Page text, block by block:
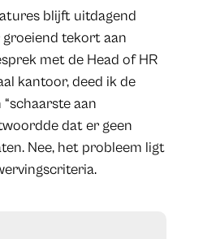
blijft uitdagend
tekort aan
met de Head of HR
kantoor, deed ik de
aan
dat er geen
Nee, het probleem ligt